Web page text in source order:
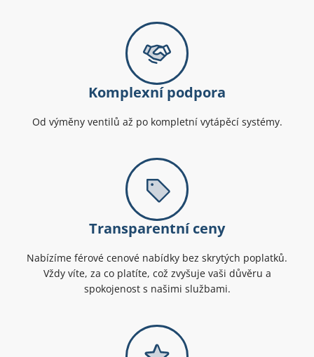
Komplexní podpora
Od výměny ventilů až po kompletní vytápěcí systémy.
Transparentní ceny
Nabízíme férové cenové nabídky bez skrytých poplatků.
Vždy víte, za co platíte, což zvyšuje vaši důvěru a
spokojenost s našimi službami.